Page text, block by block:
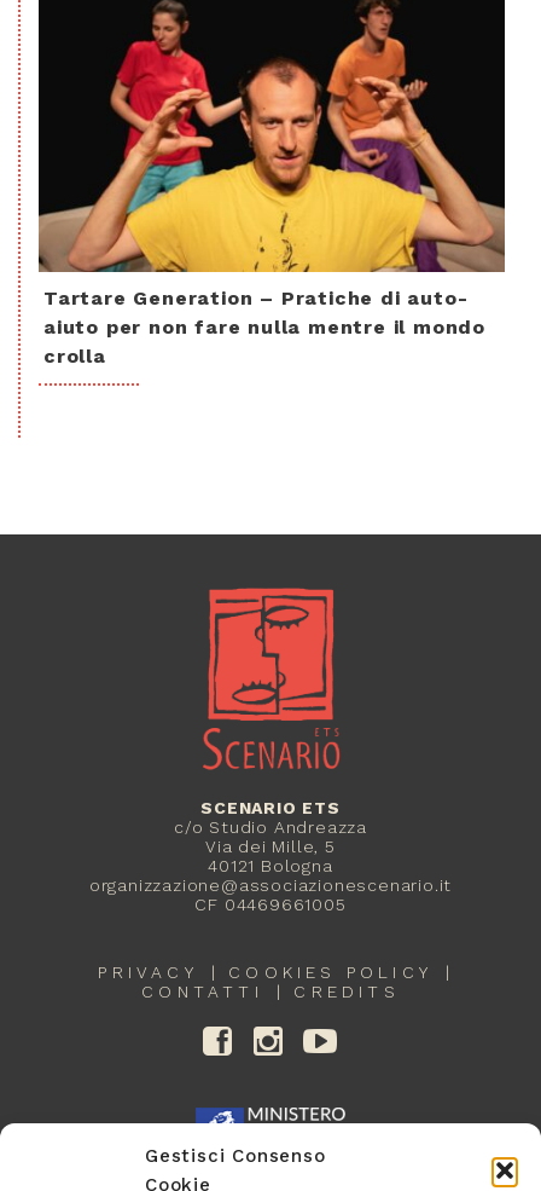
Gestisci Consenso
Cookie
Tartare Generation – Pratiche di auto-
aiuto per non fare nulla mentre il mondo
crolla
SCENARIO ETS
c/o Studio Andreazza
Via dei Mille, 5
40121 Bologna
organizzazione@associazionescenario.it
CF 04469661005
PRIVACY
COOKIES POLICY
CONTATTI
CREDITS